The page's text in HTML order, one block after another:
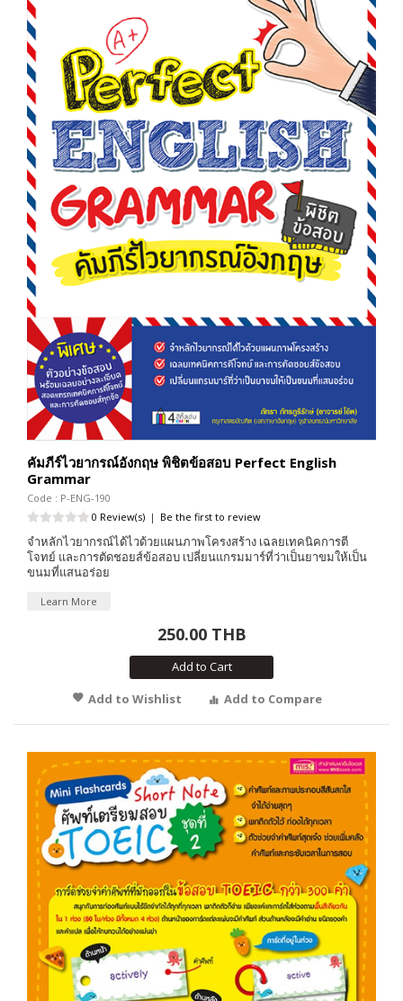
คัมภีร์ไวยากรณ์อังกฤษ พิชิตข้อสอบ Perfect English
Grammar
Code : P-ENG-190
0 Review(s) | Be the first to review
จำหลักไวยากรณ์ได้ไวด้วยแผนภาพโครงสร้าง เฉลยเทคนิคการตี
โจทย์ และการตัดชอยส์ข้อสอบ เปลี่ยนแกรมมาร์ที่ว่าเป็นยาขมให้เป็น
ขนมที่แสนอร่อย
Learn More
250.00 THB
Add to Cart
Add to Wishlist
Add to Compare